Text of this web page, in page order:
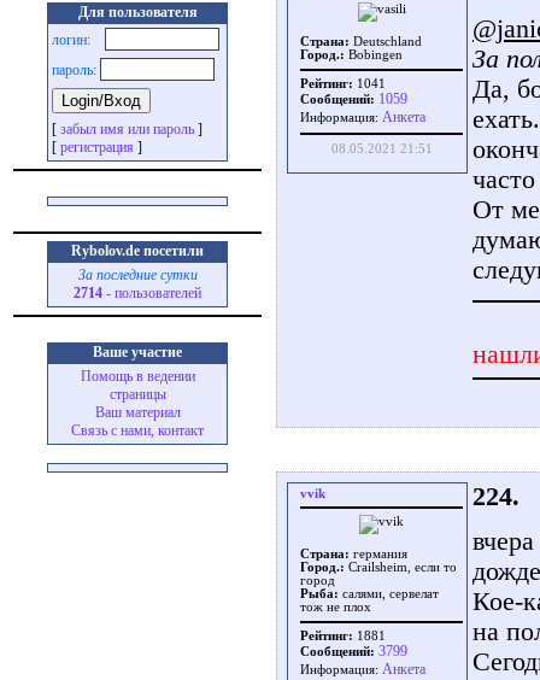
Для пользователя
логин:
пароль:
[ забыл имя или пароль ]
[ регистрация ]
Rybolov.de посетили
За последние сутки
2714 - пользователей
Ваше участие
Помощь в ведении
страницы
Ваш материал
Связь с нами, контакт
Страна: Deutschland
Город.: Bobingen
Рейтинг: 1041
Сообщений: 1059
Информация: Aнкета
08.05.2021 21:51
За
Да,
От
vvik
Страна: германия
Город.: Crailsheim, если то
город
Рыба: салями, сервелат
тож не плох
Рейтинг: 1881
Сообщений: 3799
Информация: Aнкета
224.
Кое-
на